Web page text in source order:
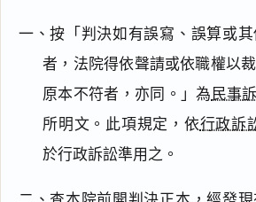
一、按「判決如有誤寫、誤算或
者，法院得依聲請或依職權以
原本不符者，亦同。」為民事
所明文。此項規定，依行政訴
於行政訴訟準用之。